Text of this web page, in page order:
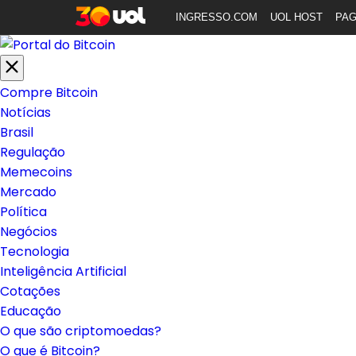
INGRESSO.COM UOL HOST
Compre Bitcoin
Notícias
Brasil
Regulação
Memecoins
Mercado
Política
Negócios
Tecnologia
Inteligência Artificial
Cotações
Educação
O que são criptomoedas?
O que é Bitcoin?